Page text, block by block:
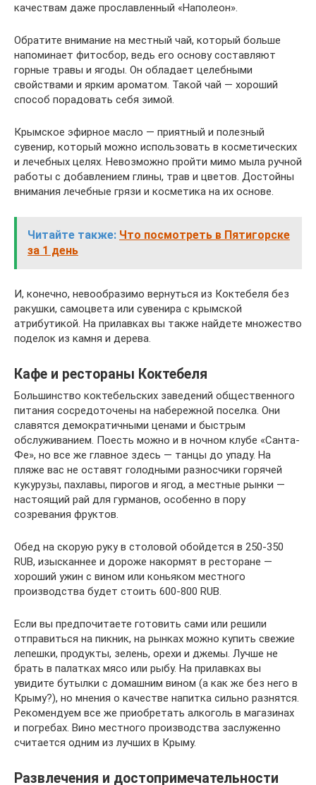
качествам даже прославленный «Наполеон».
Обратите внимание на местный чай, который больше
напоминает фитосбор, ведь его основу составляют
горные травы и ягоды. Он обладает целебными
свойствами и ярким ароматом. Такой чай — хороший
способ порадовать себя зимой.
Крымское эфирное масло — приятный и полезный
сувенир, который можно использовать в косметических
и лечебных целях. Невозможно пройти мимо мыла ручной
работы с добавлением глины, трав и цветов. Достойны
внимания лечебные грязи и косметика на их основе.
Читайте также: Что посмотреть в Пятигорске
за 1 день
И, конечно, невообразимо вернуться из Коктебеля без
ракушки, самоцвета или сувенира с крымской
атрибутикой. На прилавках вы также найдете множество
поделок из камня и дерева.
Кафе и рестораны Коктебеля
Большинство коктебельских заведений общественного
питания сосредоточены на набережной поселка. Они
славятся демократичными ценами и быстрым
обслуживанием. Поесть можно и в ночном клубе «Санта-
Фе», но все же главное здесь — танцы до упаду. На
пляже вас не оставят голодными разносчики горячей
кукурузы, пахлавы, пирогов и ягод, а местные рынки —
настоящий рай для гурманов, особенно в пору
созревания фруктов.
Обед на скорую руку в столовой обойдется в 250-350
RUB, изысканнее и дороже накормят в ресторане —
хороший ужин с вином или коньяком местного
производства будет стоить 600-800 RUB.
Если вы предпочитаете готовить сами или решили
отправиться на пикник, на рынках можно купить свежие
лепешки, продукты, зелень, орехи и джемы. Лучше не
брать в палатках мясо или рыбу. На прилавках вы
увидите бутылки с домашним вином (а как же без него в
Крыму?), но мнения о качестве напитка сильно разнятся.
Рекомендуем все же приобретать алкоголь в магазинах
и погребах. Вино местного производства заслуженно
считается одним из лучших в Крыму.
Развлечения и достопримечательности